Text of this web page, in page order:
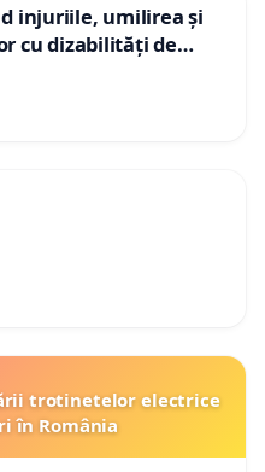
injuriile, umilirea și
cu dizabilități de
trotinetelor electrice
în România